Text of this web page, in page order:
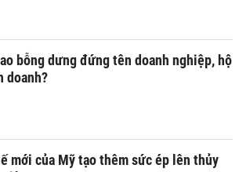
bỗng dưng đứng tên doanh nghiệp, hộ
doanh?
mới của Mỹ tạo thêm sức ép lên thủy